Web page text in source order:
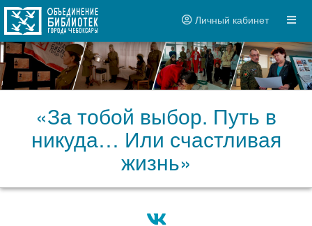
Личный кабинет
«За тобой выбор. Путь в
никуда… Или счастливая
жизнь»